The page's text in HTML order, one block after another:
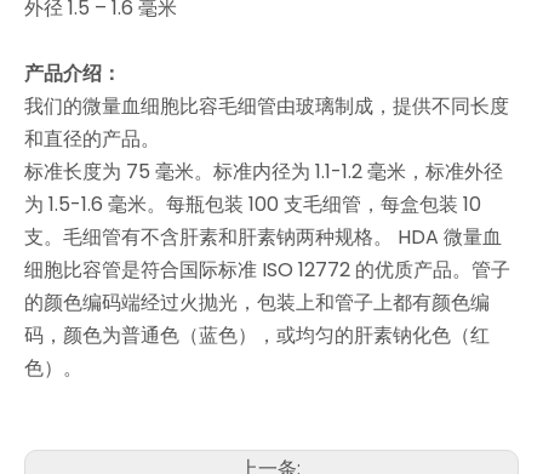
外径 1.5 – 1.6 毫米
产品介绍：
我们的微量血细胞比容毛细管由玻璃制成，提供不同长度
和直径的产品。
标准长度为 75 毫米。标准内径为 1.1-1.2 毫米，标准外径
为 1.5-1.6 毫米。每瓶包装 100 支毛细管，每盒包装 10
支。毛细管有不含肝素和肝素钠两种规格。 HDA 微量血
细胞比容管是符合国际标准 ISO 12772 的优质产品。管子
的颜色编码端经过火抛光，包装上和管子上都有颜色编
码，颜色为普通色（蓝色），或均匀的肝素钠化色（红
色）。
上一条: